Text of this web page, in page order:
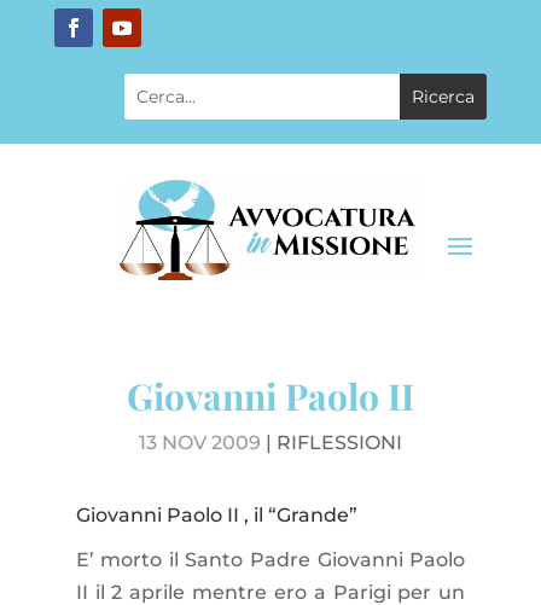
Giovanni Paolo II
13 NOV 2009 | RIFLESSIONI
Giovanni Paolo II , il “Grande”
E’ morto il Santo Padre Giovanni Paolo
II il 2 aprile mentre ero a Parigi per un